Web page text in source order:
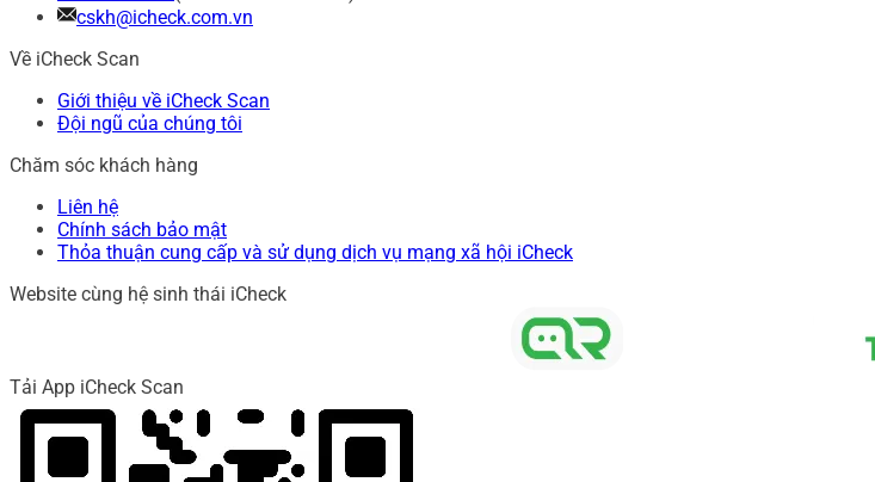
cskh@icheck.com.vn
Về iCheck Scan
Giới thiệu về iCheck Scan
Đội ngũ của chúng tôi
Chăm sóc khách hàng
Liên hệ
Chính sách bảo mật
Thỏa thuận cung cấp và sử dụng dịch vụ mạng xã hội iCheck
Website cùng hệ sinh thái iCheck
Tải App iCheck Scan